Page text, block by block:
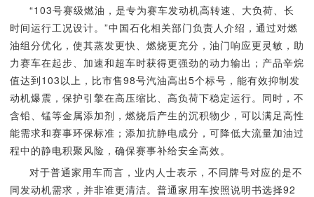
“103号赛级燃油，是专为赛车发动机高转速、大负荷、长
时间运行工况设计。”中国石化相关部门负责人介绍，通过对燃
油组分优化，使其蒸发更快、燃烧更充分，油门响应更灵敏，助
力赛车在起步、加速和超车时获得更强劲的动力输出；产品辛烷
值达到103以上，比市售98号汽油高出5个标号，能有效抑制发
动机爆震，保护引擎在高压缩比、高负荷下稳定运行。同时，不
含铅、锰等金属添加剂，燃烧后产生的沉积物少，可以满足高性
能需求和赛事环保标准；添加抗静电成分，可降低大流量加油过
程中的静电积聚风险，确保赛事补给安全高效。
对于普通家用车而言，业内人士表示，不同牌号对应的是不
同发动机需求，并非谁更清洁。普通家用车按照说明书选择92